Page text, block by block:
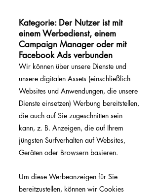
Kategorie: Der Nutzer ist mit
einem Werbedienst, einem
Campaign Manager oder mit
Facebook Ads verbunden
Wir können über unsere Dienste und
unsere digitalen Assets (einschließlich
Websites und Anwendungen, die unsere
Dienste einsetzen) Werbung bereitstellen,
die auch auf Sie zugeschnitten sein
kann, z. B. Anzeigen, die auf Ihrem
jüngsten Surfverhalten auf Websites,
Geräten oder Browsern basieren.
Um diese Werbeanzeigen für Sie
bereitzustellen, können wir Cookies